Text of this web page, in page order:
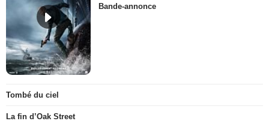
Bande-annonce
Tombé du ciel
La fin d’Oak Street